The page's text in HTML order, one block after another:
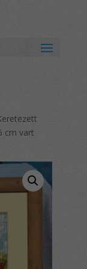
cm vart